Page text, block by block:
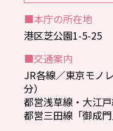
■本庁の所在地
港区芝公園1-5-25
■交通案内
JR各線／東京モノ
分）
都営浅草線・大江
都営三田線「御成門